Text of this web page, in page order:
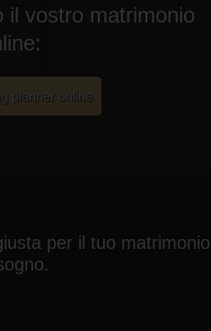
il vostro matrimonio
planner online
per il tuo matrimonio